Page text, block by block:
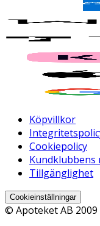
Köpvillkor
Cookiepolicy
Kundklubbens
Tillgänglighet
Cookieinställningar
© Apoteket AB 2009